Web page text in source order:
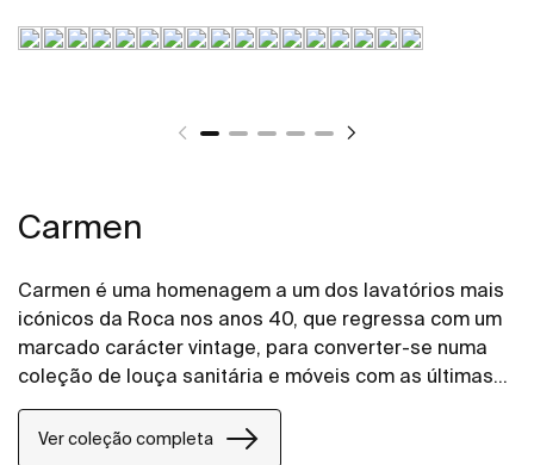
Carmen
Carmen é uma homenagem a um dos lavatórios mais
icónicos da Roca nos anos 40, que regressa com um
marcado carácter vintage, para converter-se numa
coleção de louça sanitária e móveis com as últimas
inovações em design para espaços de banho.
Ver coleção completa